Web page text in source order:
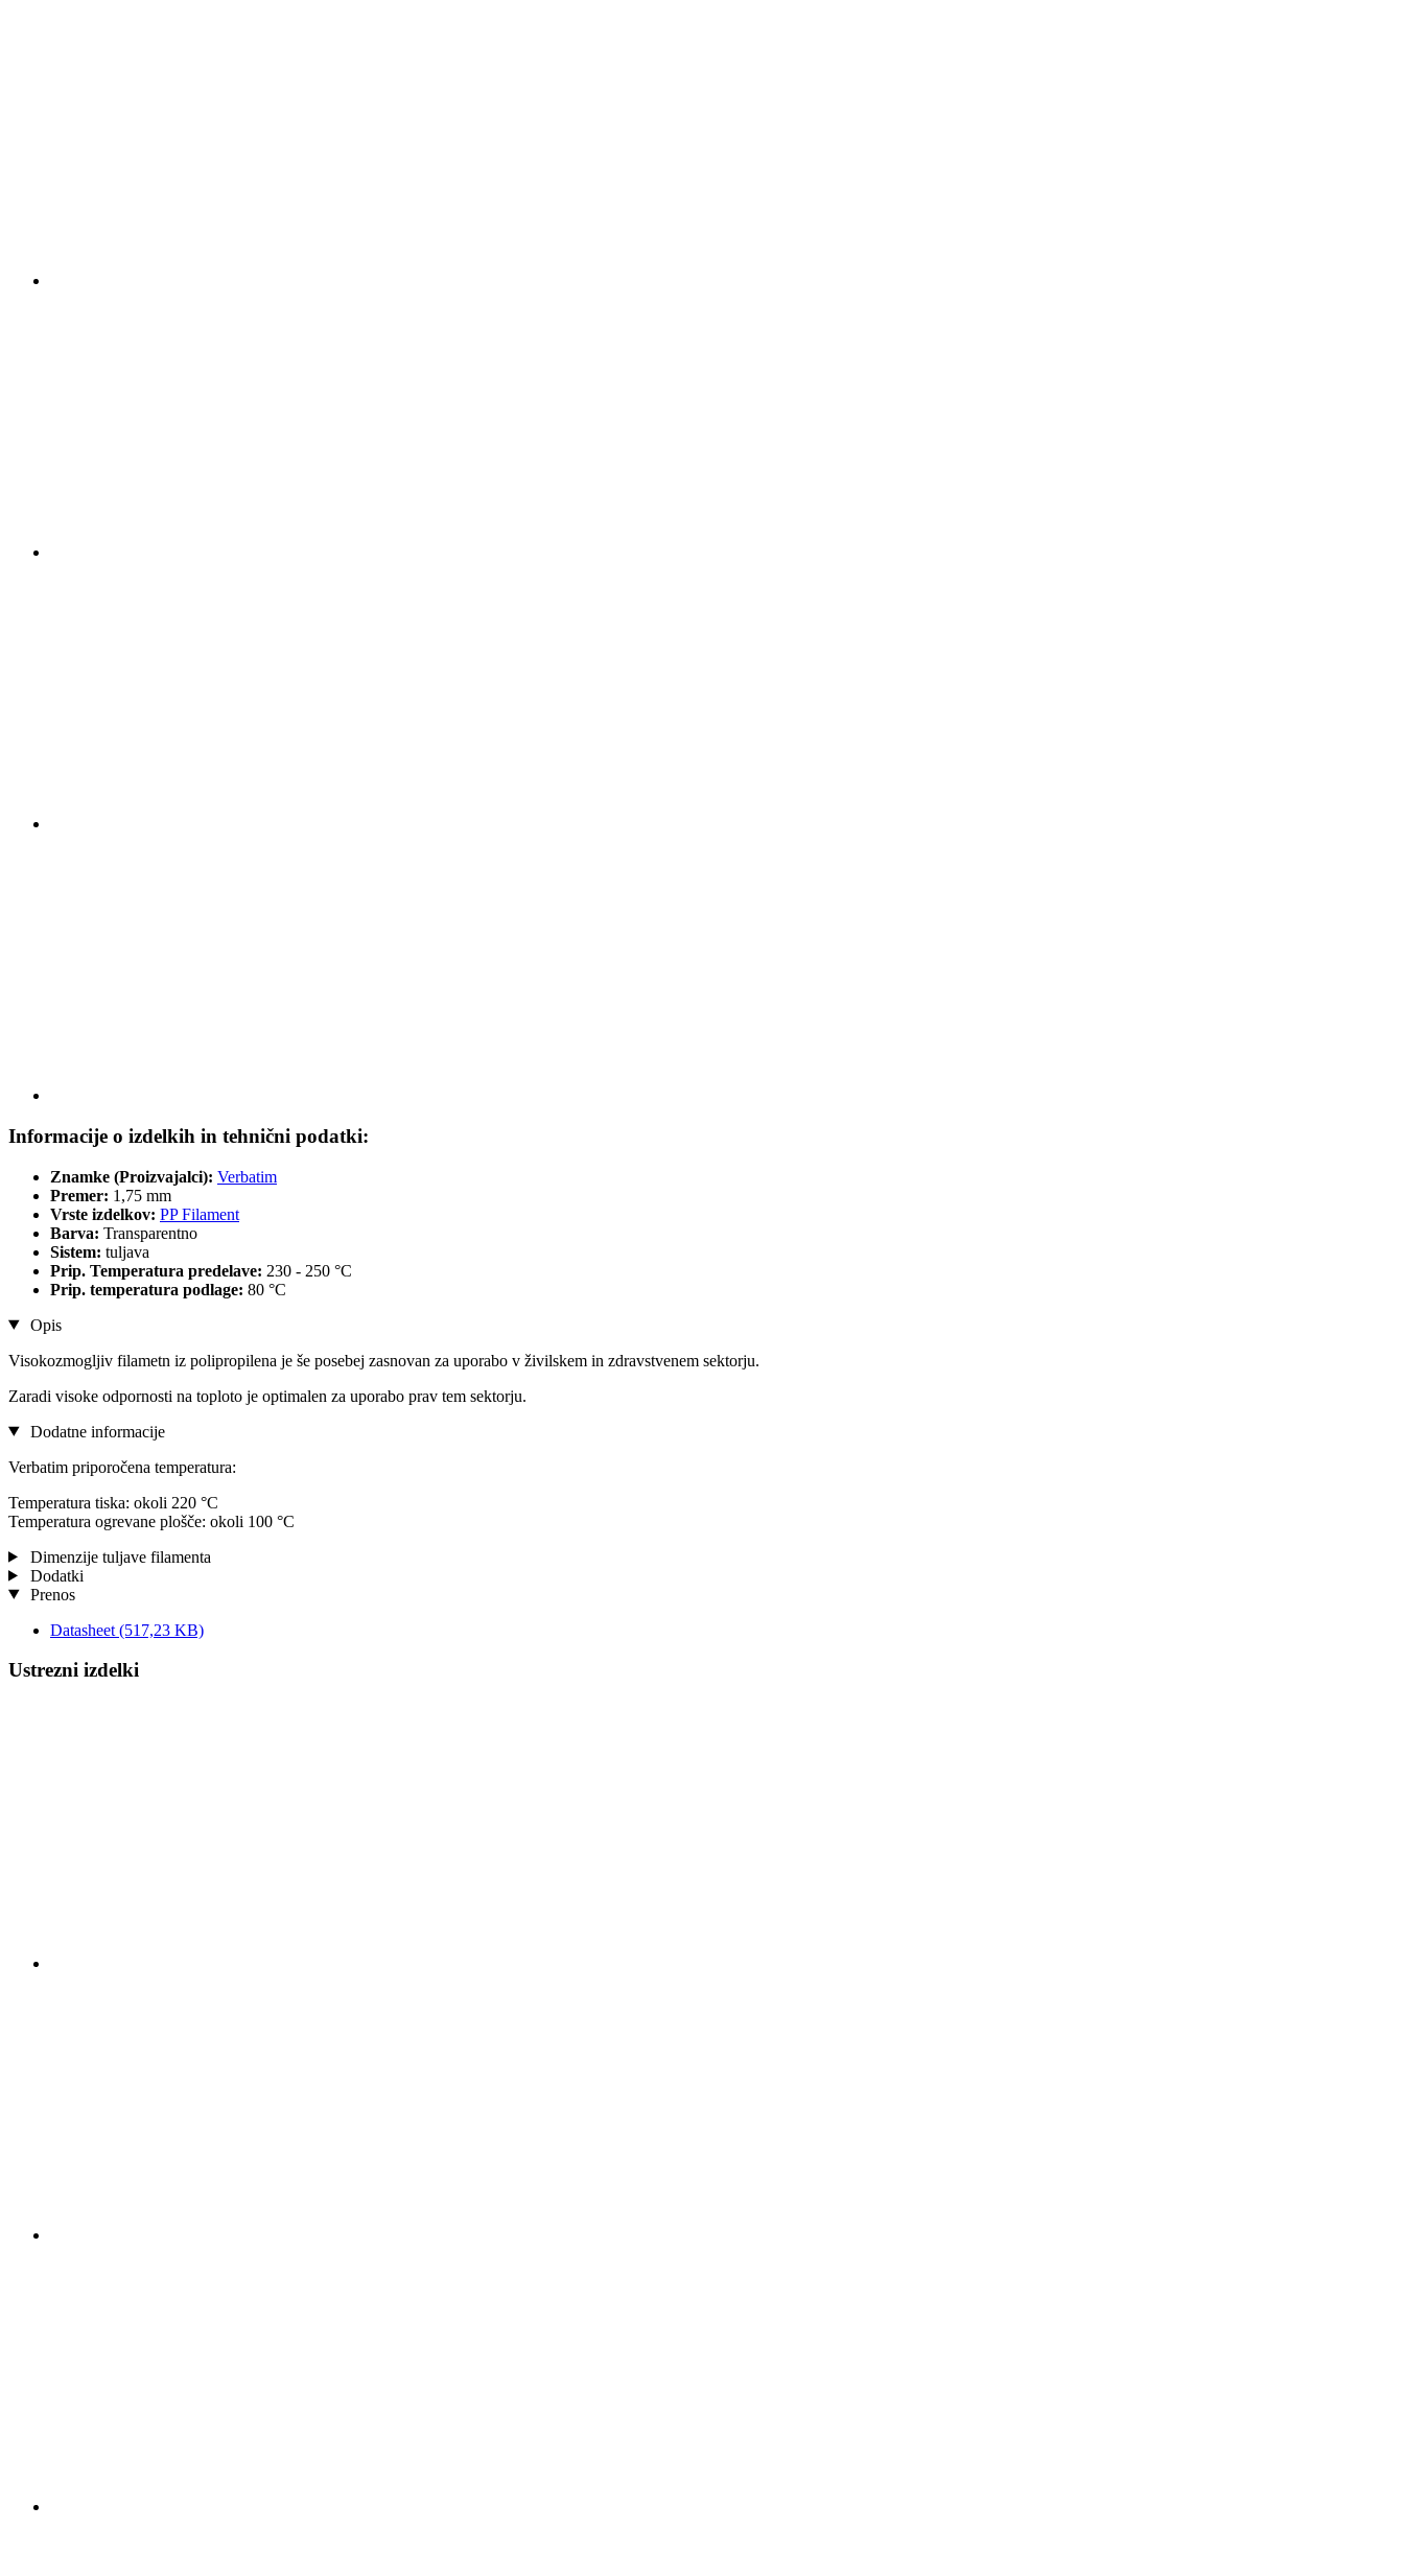
Informacije o izdelkih in tehnični podatki:
Znamke (Proizvajalci): Verbatim
Premer: 1,75 mm
Vrste izdelkov: PP Filament
Barva: Transparentno
Sistem: tuljava
Prip. Temperatura predelave: 230 - 250 °C
Prip. temperatura podlage: 80 °C
Opis
Visokozmogljiv filametn iz polipropilena je še posebej zasnovan za uporabo v živilskem in zdravstvenem sektorju.
Zaradi visoke odpornosti na toploto je optimalen za uporabo prav tem sektorju.
Dodatne informacije
Verbatim priporočena temperatura:
Temperatura tiska: okoli 220 °C
Temperatura ogrevane plošče: okoli 100 °C
Dimenzije tuljave filamenta
Dodatki
Prenos
Datasheet (517,23 KB)
Ustrezni izdelki